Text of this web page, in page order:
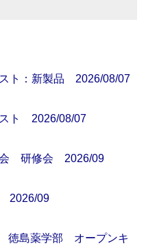
ト：新製品 2026/08/07
スト 2026/08/07
会 研修会 2026/09
2026/09
徳島薬学部 オープンキ